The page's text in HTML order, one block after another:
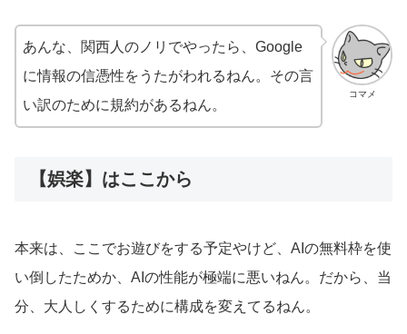
コマメ
あんな、関西人のノリでやったら、Google
に情報の信憑性をうたがわれるねん。その言
い訳のために規約があるねん。
【娯楽】はここから
本来は、ここでお遊びをする予定やけど、AIの無料枠を使
い倒したためか、AIの性能が極端に悪いねん。だから、当
分、大人しくするために構成を変えてるねん。